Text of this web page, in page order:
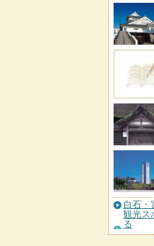
白石・
観光ス
る